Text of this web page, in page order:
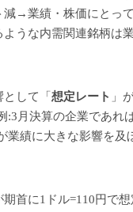
→業績・株価にとっ
うな内需関連銘柄は
して「 想定レート 」
:3月決算の企業であれ
業績に大きな影響を及
首に1ドル=110円で